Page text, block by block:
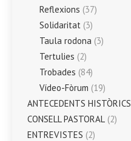
Reflexions (37)
Solidaritat (3)
Taula rodona (3)
Tertulies (2)
Trobades (84)
Vídeo-Fòrum (19)
ANTECEDENTS HISTÒRICS
CONSELL PASTORAL (2)
ENTREVISTES (2)